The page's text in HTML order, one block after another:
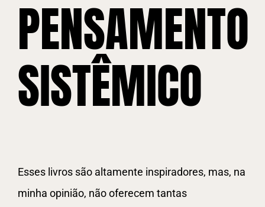
PENSAMENTO
SISTÊMICO
Esses livros são altamente inspiradores, mas, na
minha opinião, não oferecem tantas